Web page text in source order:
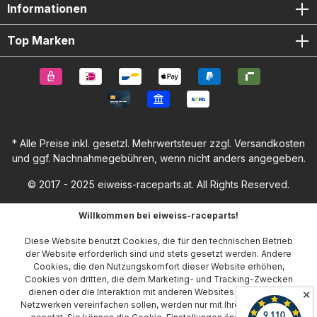
Informationen
Top Marken
* Alle Preise inkl. gesetzl. Mehrwertsteuer zzgl. Versandkosten
und ggf. Nachnahmegebühren, wenn nicht anders angegeben.
© 2017 - 2025 eiweiss-raceparts.at. All Rights Reserved.
Willkommen bei eiweiss-raceparts!
Diese Website benutzt Cookies, die für den technischen Betrieb
der Website erforderlich sind und stets gesetzt werden. Andere
Cookies, die den Nutzungskomfort dieser Website erhöhen,
Cookies von dritten, die dem Marketing- und Tracking-Zwecken
dienen oder die Interaktion mit anderen Websites und sozialen
Netzwerken vereinfachen sollen, werden nur mit Ihrer Zustimmung
✕